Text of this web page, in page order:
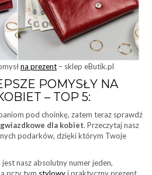
na prezent – sklep eButik.pl
POMYSŁY NA
– TOP 5:
pod choinkę, zatem teraz sprawdź
dla kobiet. Przeczytaj nasz
podarków, dzięki którym Twoje
jest nasz absolutny numer jeden,